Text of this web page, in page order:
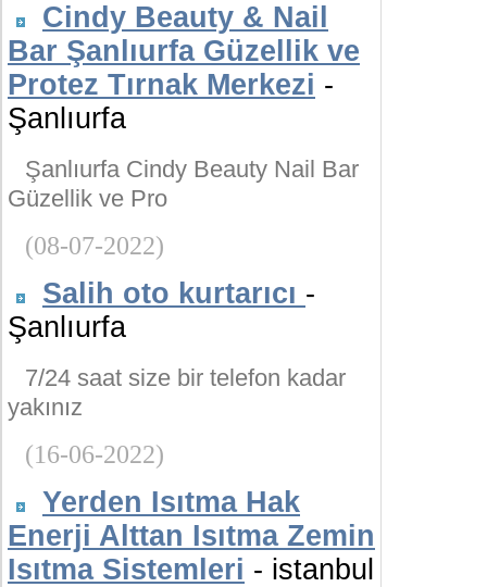
Cindy Beauty & Nail
Bar Şanlıurfa Güzellik ve
Protez Tırnak Merkezi -
Şanlıurfa
Şanlıurfa Cindy Beauty Nail Bar
Güzellik ve Pro
(08-07-2022)
Salih oto kurtarıcı -
Şanlıurfa
7/24 saat size bir telefon kadar
yakınız
(16-06-2022)
Yerden Isıtma Hak
Enerji Alttan Isıtma Zemin
Isıtma Sistemleri - istanbul